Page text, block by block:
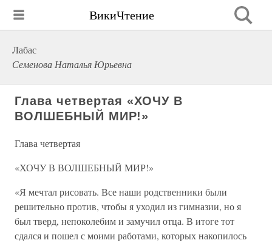
ВикиЧтение
Лабас
Семенова Наталья Юрьевна
Глава четвертая «ХОЧУ В
ВОЛШЕБНЫЙ МИР!»
Глава четвертая
«ХОЧУ В ВОЛШЕБНЫЙ МИР!»
«Я мечтал рисовать. Все наши родственники были
решительно против, чтобы я уходил из гимназии, но я
был тверд, непоколебим и замучил отца. В итоге тот
сдался и пошел с моими работами, которых накопилось